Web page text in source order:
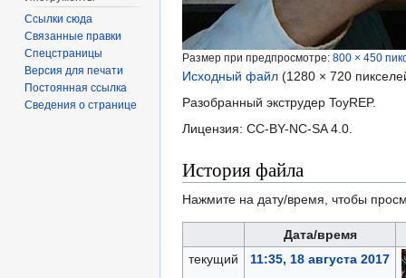
Размер при предпросмотре: 800 × 450
Исходный файл (1280 × 720
Разобранный экструдер ToyREP.
Лицензия: CC-BY-NC-SA 4.0.
История файла
Нажмите на дату/время, чтобы
Дата/время
текущий
11:35, 18 августа 2017
Ссылки сюда
Связанные правки
Спецстраницы
Версия для печати
Постоянная ссылка
Сведения о странице